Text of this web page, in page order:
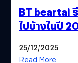
BT beartai
ไปบ้างในปี
25/12/2025
Read More